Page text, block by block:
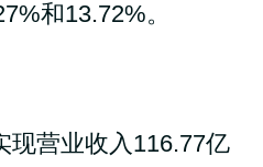
和13.72%。
现营业收入116.77亿